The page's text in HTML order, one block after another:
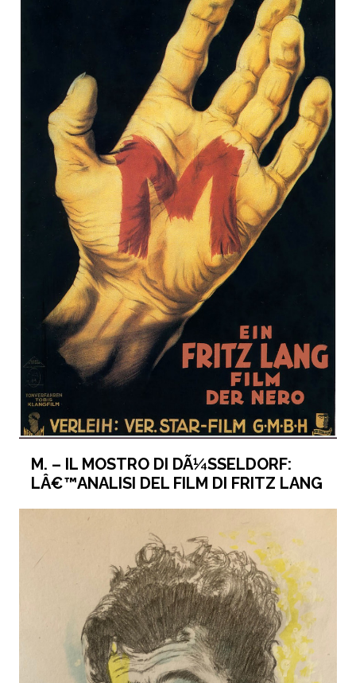
M. – IL MOSTRO DI DÃ¼SSELDORF:
LÂ€™ANALISI DEL FILM DI FRITZ LANG